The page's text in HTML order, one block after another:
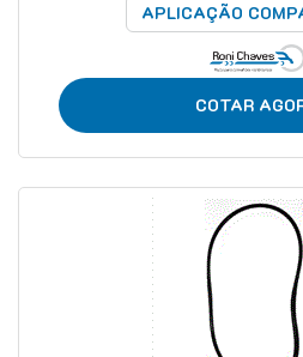
APLICAÇÃO
COTAR